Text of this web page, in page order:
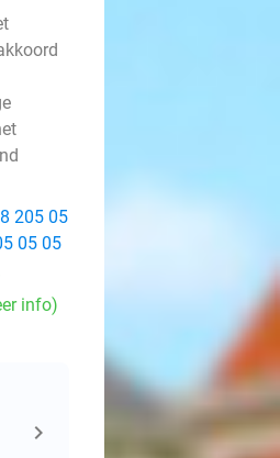
205 05
05 05
info)